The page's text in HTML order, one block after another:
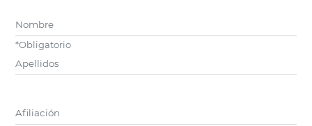
Nombre
*Obligatorio
user.middleName6a7860718a80f
Afiliación